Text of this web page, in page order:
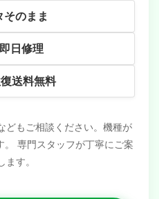
そのまま
日修理
送料無料
どもご相談ください。機種が
専門スタッフが丁寧にご案
ます。